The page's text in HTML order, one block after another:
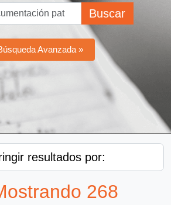
Buscar
Avanzada »
resultados por:
268